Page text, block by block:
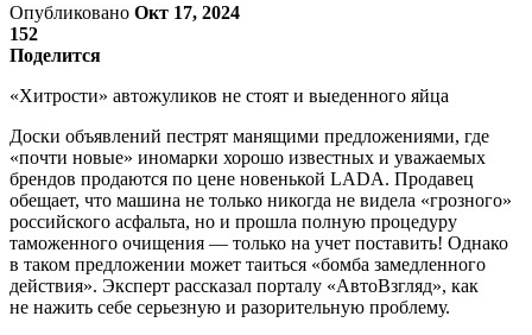
Опубликовано Окт 17, 2024
152
Поделится
«Хитрости» автожуликов не стоят и выеденного яйца
Доски объявлений пестрят манящими предложениями, где
«почти новые» иномарки хорошо известных и уважаемых
брендов продаются по цене новенькой LADA. Продавец
обещает, что машина не только никогда не видела «грозного»
российского асфальта, но и прошла полную процедуру
таможенного очищения — только на учет поставить! Однако
в таком предложении может таиться «бомба замедленного
действия». Эксперт рассказал порталу «АвтоВзгляд», как
не нажить себе серьезную и разорительную проблему.